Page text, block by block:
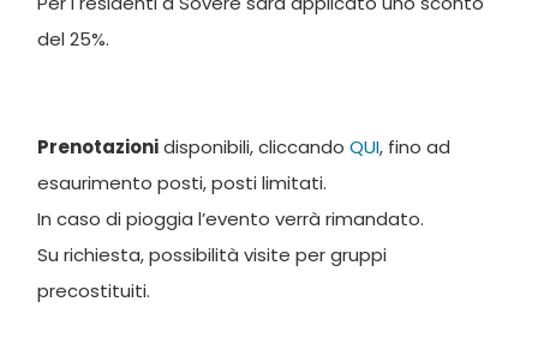
del 25%.
Prenotazionidisponibili, cliccandoQUI, fino ad
esaurimento posti, posti limitati.
In caso di pioggia l’evento verrà rimandato.
Su richiesta, possibilità visite per gruppi
precostituiti.